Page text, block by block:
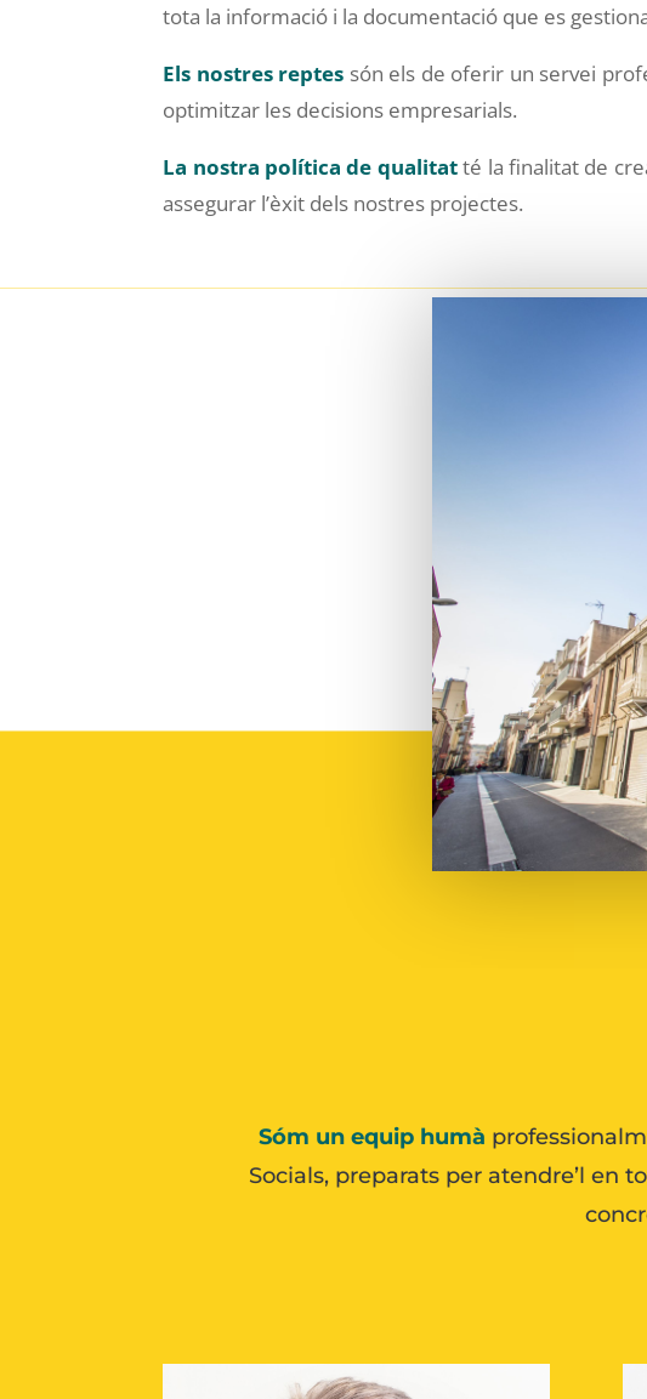
tota la informació i la documentació que es
Els nostres reptes són els de oferir un servei
optimitzar les decisions empresarials.
La nostra política de qualitatté la finalitat de
assegurar l’èxit dels nostres projectes.
Sóm un equip humà
Socials, preparats per atendre’l en